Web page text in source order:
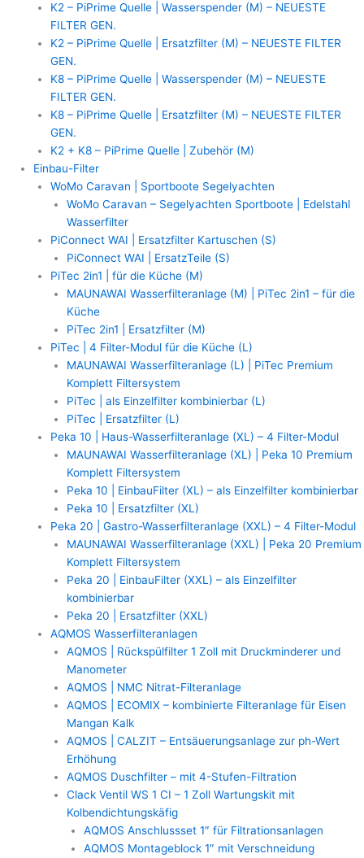
K2 – PiPrime Quelle | Wasserspender (M) – NEUESTE
FILTER GEN.
K2 – PiPrime Quelle | Ersatzfilter (M) – NEUESTE FILTER
GEN.
K8 – PiPrime Quelle | Wasserspender (M) – NEUESTE
FILTER GEN.
K8 – PiPrime Quelle | Ersatzfilter (M) – NEUESTE FILTER
GEN.
K2 + K8 – PiPrime Quelle | Zubehör (M)
Einbau-Filter
WoMo Caravan | Sportboote Segelyachten
WoMo Caravan – Segelyachten Sportboote | Edelstahl
Wasserfilter
PiConnect WAI | Ersatzfilter Kartuschen (S)
PiConnect WAI | ErsatzTeile (S)
PiTec 2in1 | für die Küche (M)
MAUNAWAI Wasserfilteranlage (M) | PiTec 2in1 – für die
Küche
PiTec 2in1 | Ersatzfilter (M)
PiTec | 4 Filter-Modul für die Küche (L)
MAUNAWAI Wasserfilteranlage (L) | PiTec Premium
Komplett Filtersystem
PiTec | als Einzelfilter kombinierbar (L)
PiTec | Ersatzfilter (L)
Peka 10 | Haus-Wasserfilteranlage (XL) – 4 Filter-Modul
MAUNAWAI Wasserfilteranlage (XL) | Peka 10 Premium
Komplett Filtersystem
Peka 10 | EinbauFilter (XL) – als Einzelfilter kombinierbar
Peka 10 | Ersatzfilter (XL)
Peka 20 | Gastro-Wasserfilteranlage (XXL) – 4 Filter-Modul
MAUNAWAI Wasserfilteranlage (XXL) | Peka 20 Premium
Komplett Filtersystem
Peka 20 | EinbauFilter (XXL) – als Einzelfilter
kombinierbar
Peka 20 | Ersatzfilter (XXL)
AQMOS Wasserfilteranlagen
AQMOS | Rückspülfilter 1 Zoll mit Druckminderer und
Manometer
AQMOS | NMC Nitrat-Filteranlage
AQMOS | ECOMIX – kombinierte Filteranlage für Eisen
Mangan Kalk
AQMOS | CALZIT – Entsäuerungsanlage zur ph-Wert
Erhöhung
AQMOS Duschfilter – mit 4-Stufen-Filtration
Clack Ventil WS 1 CI – 1 Zoll Wartungskit mit
Kolbendichtungskäfig
AQMOS Anschlussset 1″ für Filtrationsanlagen
AQMOS Montageblock 1″ mit Verschneidung